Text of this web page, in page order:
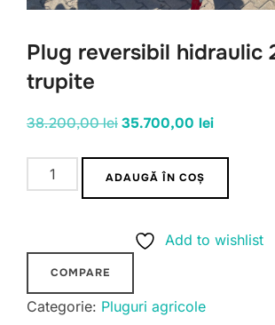
Plug reversibil hidraulic
trupite
38.200,00leiPrețul
a
fost:
35.700,00 leiPrețul
Cantitate
Plug
trupite
ADAUGĂ ÎN COȘ
Add to wishlist
COMPARE
Categorie: Pluguri agricole